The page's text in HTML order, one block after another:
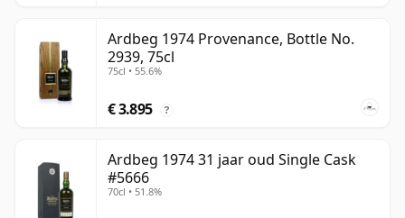
Ardbeg 1974 Provenance, Bottle No.
2939, 75cl
75cl • 55.6%
€ 3.895 ?
Ardbeg 1974 31 jaar oud Single Cask
#5666
70cl • 51.8%